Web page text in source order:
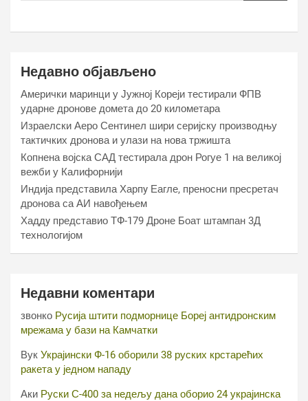
Недавно објављено
Амерички маринци у Јужној Кореји тестирали ФПВ
ударне дронове домета до 20 километара
Израелски Аеро Сентинел шири серијску производњу
тактичких дронова и улази на нова тржишта
Копнена војска САД тестирала дрон Рогуе 1 на великој
вежби у Калифорнији
Индија представила Харпy Еагле, преносни пресретач
дронова са АИ навођењем
Хаддy представио ТФ-179 Дроне Боат штампан 3Д
технологијом
Недавни коментари
звонко Русија штити подморнице Бореј антидронским
мрежама у бази на Камчатки
Вук Украјински Ф-16 оборили 38 руских крстарећих
ракета у једном нападу
Аки Руски С-400 за недељу дана оборио 24 украјинска